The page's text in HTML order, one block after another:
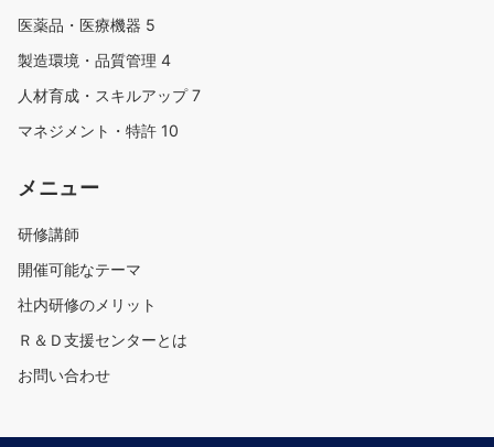
医薬品・医療機器 5
製造環境・品質管理 4
人材育成・スキルアップ7
マネジメント・特許 10
メニュー
研修講師
開催可能なテーマ
社内研修のメリット
Ｒ＆Ｄ支援センターとは
お問い合わせ